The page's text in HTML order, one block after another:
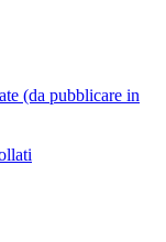
(da pubblicare in